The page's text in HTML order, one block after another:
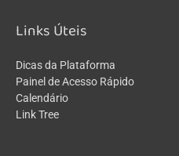
Links Úteis
Dicas da Plataforma
Painel de Acesso Rápido
Calendário
Link Tree